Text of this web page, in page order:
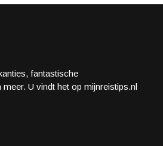
fantastische
U vindt het op mijnreistips.nl